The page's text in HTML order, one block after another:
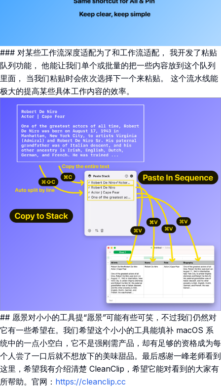
### 对某些工作流深度适配为了和工作流适配， 我开发了粘贴
队列功能， 他能让我们单个或批量的把一些内容放到这个队列
里面， 当我们粘贴时会依次选择下一个来粘贴。 这个流水线能
极大的提高某些具体工作内容的效率。
## 愿景对小小的工具提“愿景”可能有些可笑，不过我们仍然对
它有一些希望在。我们希望这个小小的工具能填补 macOS 系
统中的一点小空白，它不是强刚需产品，却有足够的资格成为每
个人尝了一口后就不想放下的美味甜品。最后感谢一峰老师看到
这里，希望我有介绍清楚 CleanClip，希望它能对看到的大家有
所帮助。官网： https://cleanclip.cc